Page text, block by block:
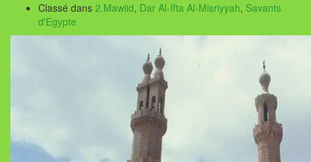
Classé dans 2.Mawlid, Dar Al-Ifta Al-Misriyyah, Savants
d'Egypte